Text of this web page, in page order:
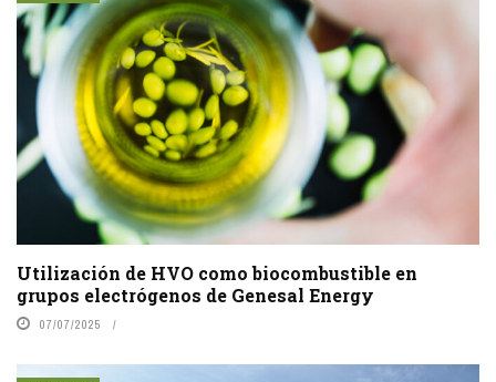
Utilización de HVO como biocombustible en
grupos electrógenos de Genesal Energy
07/07/2025